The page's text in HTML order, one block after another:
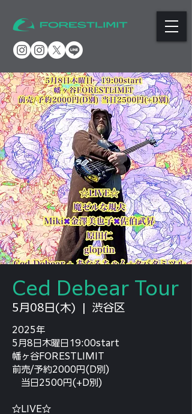
Ced Debear Tour
5月08日(木) 渋谷区
2025年
5月8日木曜日19:00start
幡ヶ谷FORESTLIMIT
前売/予約2000円(D別)
当日2500円(+D別)
☆LIVE☆